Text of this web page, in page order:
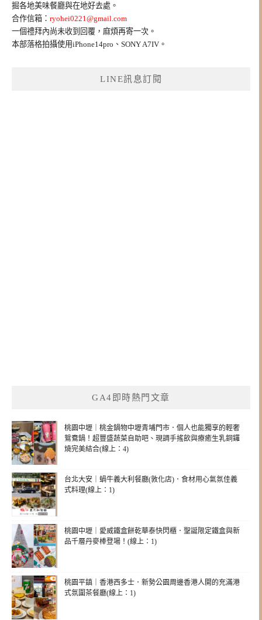
掘各地美味餐廳與在地好去處。
合作信箱： ryohei0221@gmail.com
一個禮拜內尚未收到回覆，麻煩再寄一次。
本部落格拍攝使用iPhone14pro、SONY A7IV。
LINE訊息訂閱
GA4即時熱門文章
桃園中壢｜桃金鍋物中壢青埔門市．個人也能獨享的輕奢
鴛鴦鍋！超豐盛蔬菜自助吧、現調手搖飲與療癒生乳銅鑼
燒完美結合(線上：4)
台北大安｜蝸牛義大利餐廳(敦化店)．食材用心氣氛佳義
式料理(線上：1)
桃園中壢｜愛威鐵盒餅乾華泰快閃櫃．聖誕限定鐵盒與新
品千層丹麥棒登場！(線上：1)
桃園平鎮｜香港西多士．新勢公園周邊香港人開的充滿港
式氛圍茶餐廳(線上：1)